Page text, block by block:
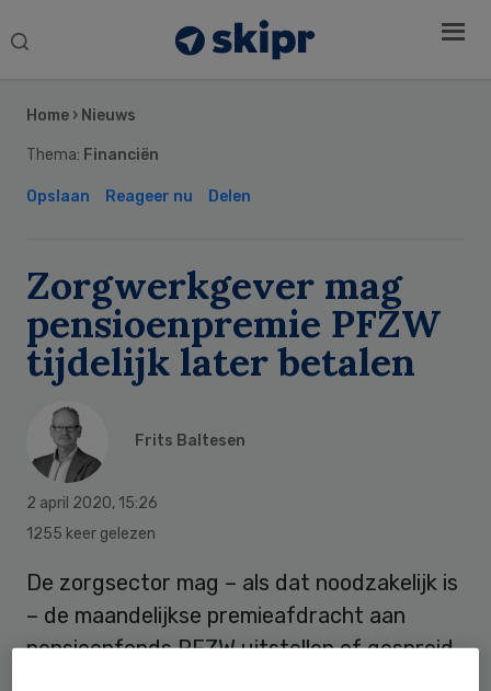
Search
Home › Nieuws
Thema: Financiën
Opslaan Reageer nu Delen
Zorgwerkgever mag
pensioenpremie PFZW
tijdelijk later betalen
Frits Baltesen
2 april 2020, 15:26
1255 keer gelezen
De zorgsector mag – als dat noodzakelijk is
– de maandelijkse premieafdracht aan
pensioenfonds PFZW uitstellen of gespreid
Sidebar